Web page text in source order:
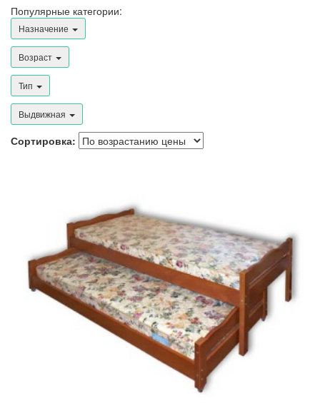
Популярные категории:
Назначение
Возраст
Тип
Выдвижная
Сортировка: